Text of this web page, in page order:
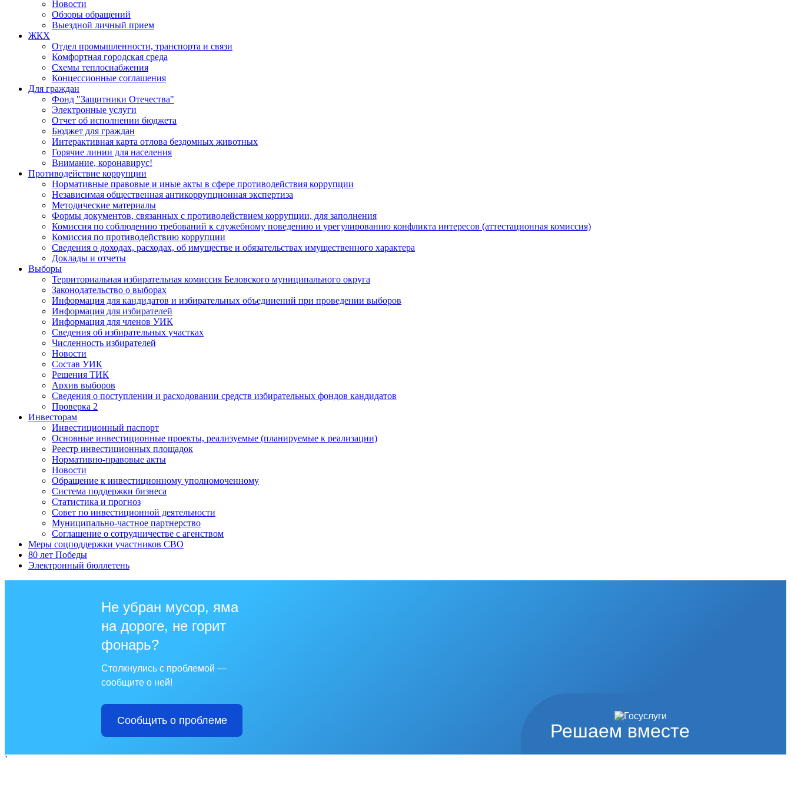
Новости
Обзоры обращений
Выездной личный прием
ЖКХ
Отдел промышленности, транспорта и связи
Комфортная городская среда
Схемы теплоснабжения
Концессионные соглашения
Для граждан
Фонд "Защитники Отечества"
Электронные услуги
Отчет об исполнении бюджета
Бюджет для граждан
Интерактивная карта отлова бездомных животных
Горячие линии для населения
Внимание, коронавирус!
Противодействие коррупции
Нормативные правовые и иные акты в сфере противодействия коррупции
Независимая общественная антикоррупционная экспертиза
Методические материалы
Формы документов, связанных с противодействием коррупции, для заполнения
Комиссия по соблюдению требований к служебному поведению и урегулированию конфликта интересов (аттестационная комиссия)
Комиссия по противодействию коррупции
Сведения о доходах, расходах, об имуществе и обязательствах имущественного характера
Доклады и отчеты
Выборы
Территориальная избирательная комиссия Беловского муниципального округа
Законодательство о выборах
Информация для кандидатов и избирательных объединений при проведении выборов
Информация для избирателей
Информация для членов УИК
Сведения об избирательных участках
Численность избирателей
Новости
Состав УИК
Решения ТИК
Архив выборов
Сведения о поступлении и расходовании средств избирательных фондов кандидатов
Проверка 2
Инвесторам
Инвестиционный паспорт
Основные инвестиционные проекты, реализуемые (планируемые к реализации)
Реестр инвестиционных площадок
Нормативно-правовые акты
Новости
Обращение к инвестиционному уполномоченному
Система поддержки бизнеса
Статистика и прогноз
Совет по инвестиционной деятельности
Муниципально-частное партнерство
Соглашение о сотрудничестве с агенством
Меры соцподдержки участников СВО
80 лет Победы
Электронный бюллетень
Решаем вместе
Не убран мусор, яма
на дороге, не горит
фонарь?
Столкнулись с проблемой —
сообщите о ней!
Сообщить о проблеме
`